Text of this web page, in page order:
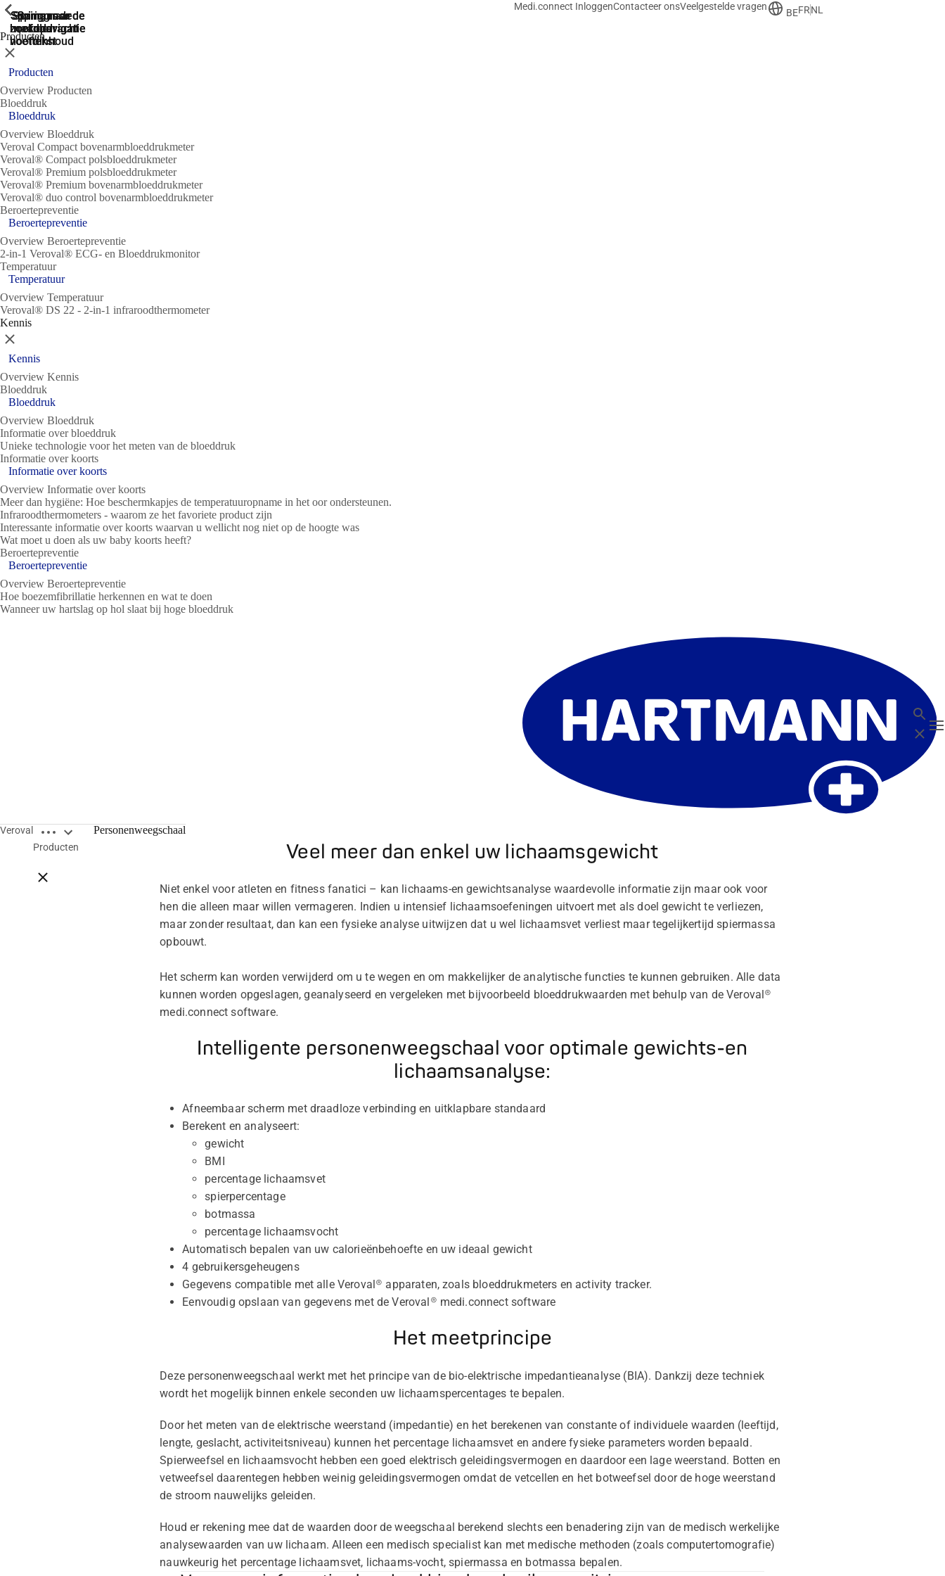
Ga naar de
zoekopdracht
Spring naar de
hoofdnavigatie
Spring naar de
hoofdnavigatie
Spring naar
de
hoofdinhoud
Spring
naar de
voettekst
Medi.connect InloggenContacteer onsVeelgestelde vragen
BEFRNL
Producten
ShowPrevious
Sluit
Producten
Overview Producten
Bloeddruk
ShowPrevious
Bloeddruk
Overview Bloeddruk
Veroval Compact bovenarmbloeddrukmeter
Veroval® Compact polsbloeddrukmeter
Veroval® Premium polsbloeddrukmeter
Veroval® Premium bovenarmbloeddrukmeter
Veroval® duo control bovenarmbloeddrukmeter
Beroertepreventie
ShowPrevious
Beroertepreventie
Overview Beroertepreventie
2-in-1 Veroval® ECG- en Bloeddrukmonitor
Temperatuur
ShowPrevious
Temperatuur
Overview Temperatuur
Veroval® DS 22 - 2-in-1 infraroodthermometer
Kennis
ShowPrevious
Sluit
Kennis
Overview Kennis
Bloeddruk
ShowPrevious
Bloeddruk
Overview Bloeddruk
Informatie over bloeddruk
Unieke technologie voor het meten van de bloeddruk
Informatie over koorts
ShowPrevious
Informatie over koorts
Overview Informatie over koorts
Meer dan hygiëne: Hoe beschermkapjes de temperatuuropname in het oor ondersteunen.
Infraroodthermometers - waarom ze het favoriete product zijn
Interessante informatie over koorts waarvan u wellicht nog niet op de hoogte was
Wat moet u doen als uw baby koorts heeft?
Beroertepreventie
ShowPrevious
Beroertepreventie
Overview Beroertepreventie
Hoe boezemfibrillatie herkennen en wat te doen
Wanneer uw hartslag op hol slaat bij hoge bloeddruk
Zoeken
Sluit
Veroval Open breadcrumbs
Close breadcrumbs
Producten
Personenweegschaal
Veel meer dan enkel uw lichaamsgewicht
Niet enkel voor atleten en fitness fanatici – kan lichaams-en gewichtsanalyse waardevolle informatie zijn maar ook voor
hen die alleen maar willen vermageren. Indien u intensief lichaamsoefeningen uitvoert met als doel gewicht te verliezen,
maar zonder resultaat, dan kan een fysieke analyse uitwijzen dat u wel lichaamsvet verliest maar tegelijkertijd spiermassa
opbouwt.
Het scherm kan worden verwijderd om u te wegen en om makkelijker de analytische functies te kunnen gebruiken. Alle data
kunnen worden opgeslagen, geanalyseerd en vergeleken met bijvoorbeeld bloeddrukwaarden met behulp van de Veroval®
medi.connect software.
Intelligente personenweegschaal voor optimale gewichts-en
lichaamsanalyse:
Afneembaar scherm met draadloze verbinding en uitklapbare standaard
Berekent en analyseert:
gewicht
BMI
percentage lichaamsvet
spierpercentage
botmassa
percentage lichaamsvocht
Automatisch bepalen van uw calorieënbehoefte en uw ideaal gewicht
4 gebruikersgeheugens
Gegevens compatible met alle Veroval® apparaten, zoals bloeddrukmeters en activity tracker.
Eenvoudig opslaan van gegevens met de Veroval® medi.connect software
Het meetprincipe
Deze personenweegschaal werkt met het principe van de bio-elektrische impedantieanalyse (BIA). Dankzij deze techniek
wordt het mogelijk binnen enkele seconden uw lichaamspercentages te bepalen.
Door het meten van de elektrische weerstand (impedantie) en het berekenen van constante of individuele waarden (leeftijd,
lengte, geslacht, activiteitsniveau) kunnen het percentage lichaamsvet en andere fysieke parameters worden bepaald.
Spierweefsel en lichaamsvocht hebben een goed elektrisch geleidingsvermogen en daardoor een lage weerstand. Botten en
vetweefsel daarentegen hebben weinig geleidingsvermogen omdat de vetcellen en het botweefsel door de hoge weerstand
de stroom nauwelijks geleiden.
Houd er rekening mee dat de waarden door de weegschaal berekend slechts een benadering zijn van de medisch werkelijke
analysewaarden van uw lichaam. Alleen een medisch specialist kan met medische methoden (zoals computertomografie)
nauwkeurig het percentage lichaamsvet, lichaams-vocht, spiermassa en botmassa bepalen.